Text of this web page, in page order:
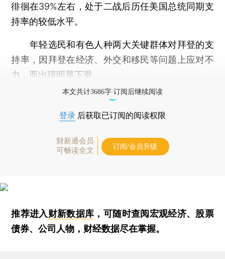
徘徊在39%左右，处于二战后历任美国总统同期支
持率的较低水平。
年轻选民和有色人种两大关键群体对拜登的支
持率，因拜登在经济、外交和移民等问题上应对不
力，而出现明显下滑。
本文共计3686字 订阅后继续阅读
登录 后获取已订阅的阅读权限
财新通会员
可畅读全文
订阅/会员升级
推荐进入财新数据库 ，可随时查阅宏观经济、股票
债券、公司人物，财经数据尽在掌握。